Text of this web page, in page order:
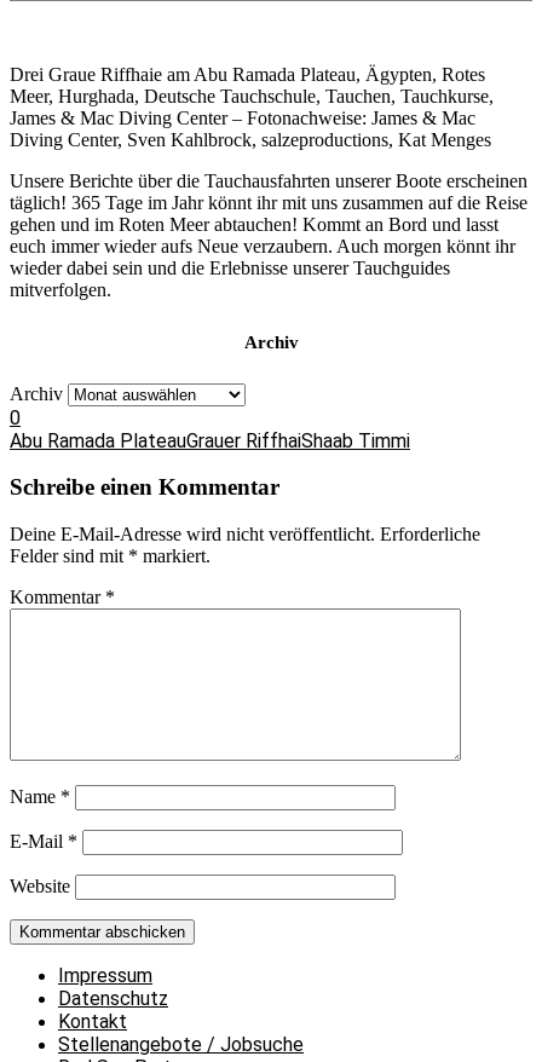
Drei Graue Riffhaie am Abu Ramada Plateau, Ägypten, Rotes
Meer, Hurghada, Deutsche Tauchschule, Tauchen, Tauchkurse,
James & Mac Diving Center – Fotonachweise: James & Mac
Diving Center, Sven Kahlbrock, salzeproductions, Kat Menges
Unsere Berichte über die Tauchausfahrten unserer Boote erscheinen
täglich! 365 Tage im Jahr könnt ihr mit uns zusammen auf die Reise
gehen und im Roten Meer abtauchen! Kommt an Bord und lasst
euch immer wieder aufs Neue verzaubern. Auch morgen könnt ihr
wieder dabei sein und die Erlebnisse unserer Tauchguides
mitverfolgen.
Archiv
Archiv
0
Abu Ramada PlateauGrauer RiffhaiShaab Timmi
Schreibe einen Kommentar
Deine E-Mail-Adresse wird nicht veröffentlicht. Erforderliche
Felder sind mit * markiert.
Kommentar *
Name *
E-Mail *
Website
Impressum
Datenschutz
Kontakt
Stellenangebote / Jobsuche